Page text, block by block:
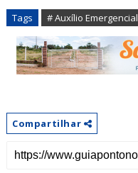
Tags # Auxílio Emergencial
Compartilhar